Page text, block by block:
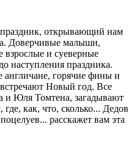
открывающий нам
Доверчивые малыши,
взрослые и суеверные
наступления праздника.
горячие фины и
Новый год. Все
и Юля Томтена, загадывают
как, что, сколько... Дедов
расскажет вам эта